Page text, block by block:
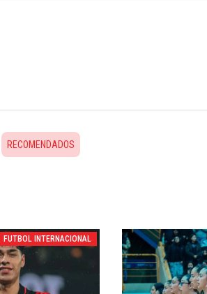
RECOMENDADOS
FUTBOL INTERNACIONAL